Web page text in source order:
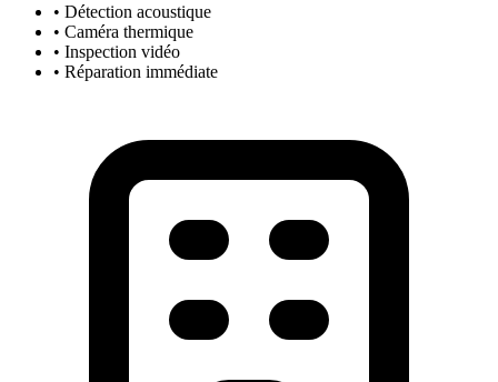
• Détection acoustique
• Caméra thermique
• Inspection vidéo
• Réparation immédiate